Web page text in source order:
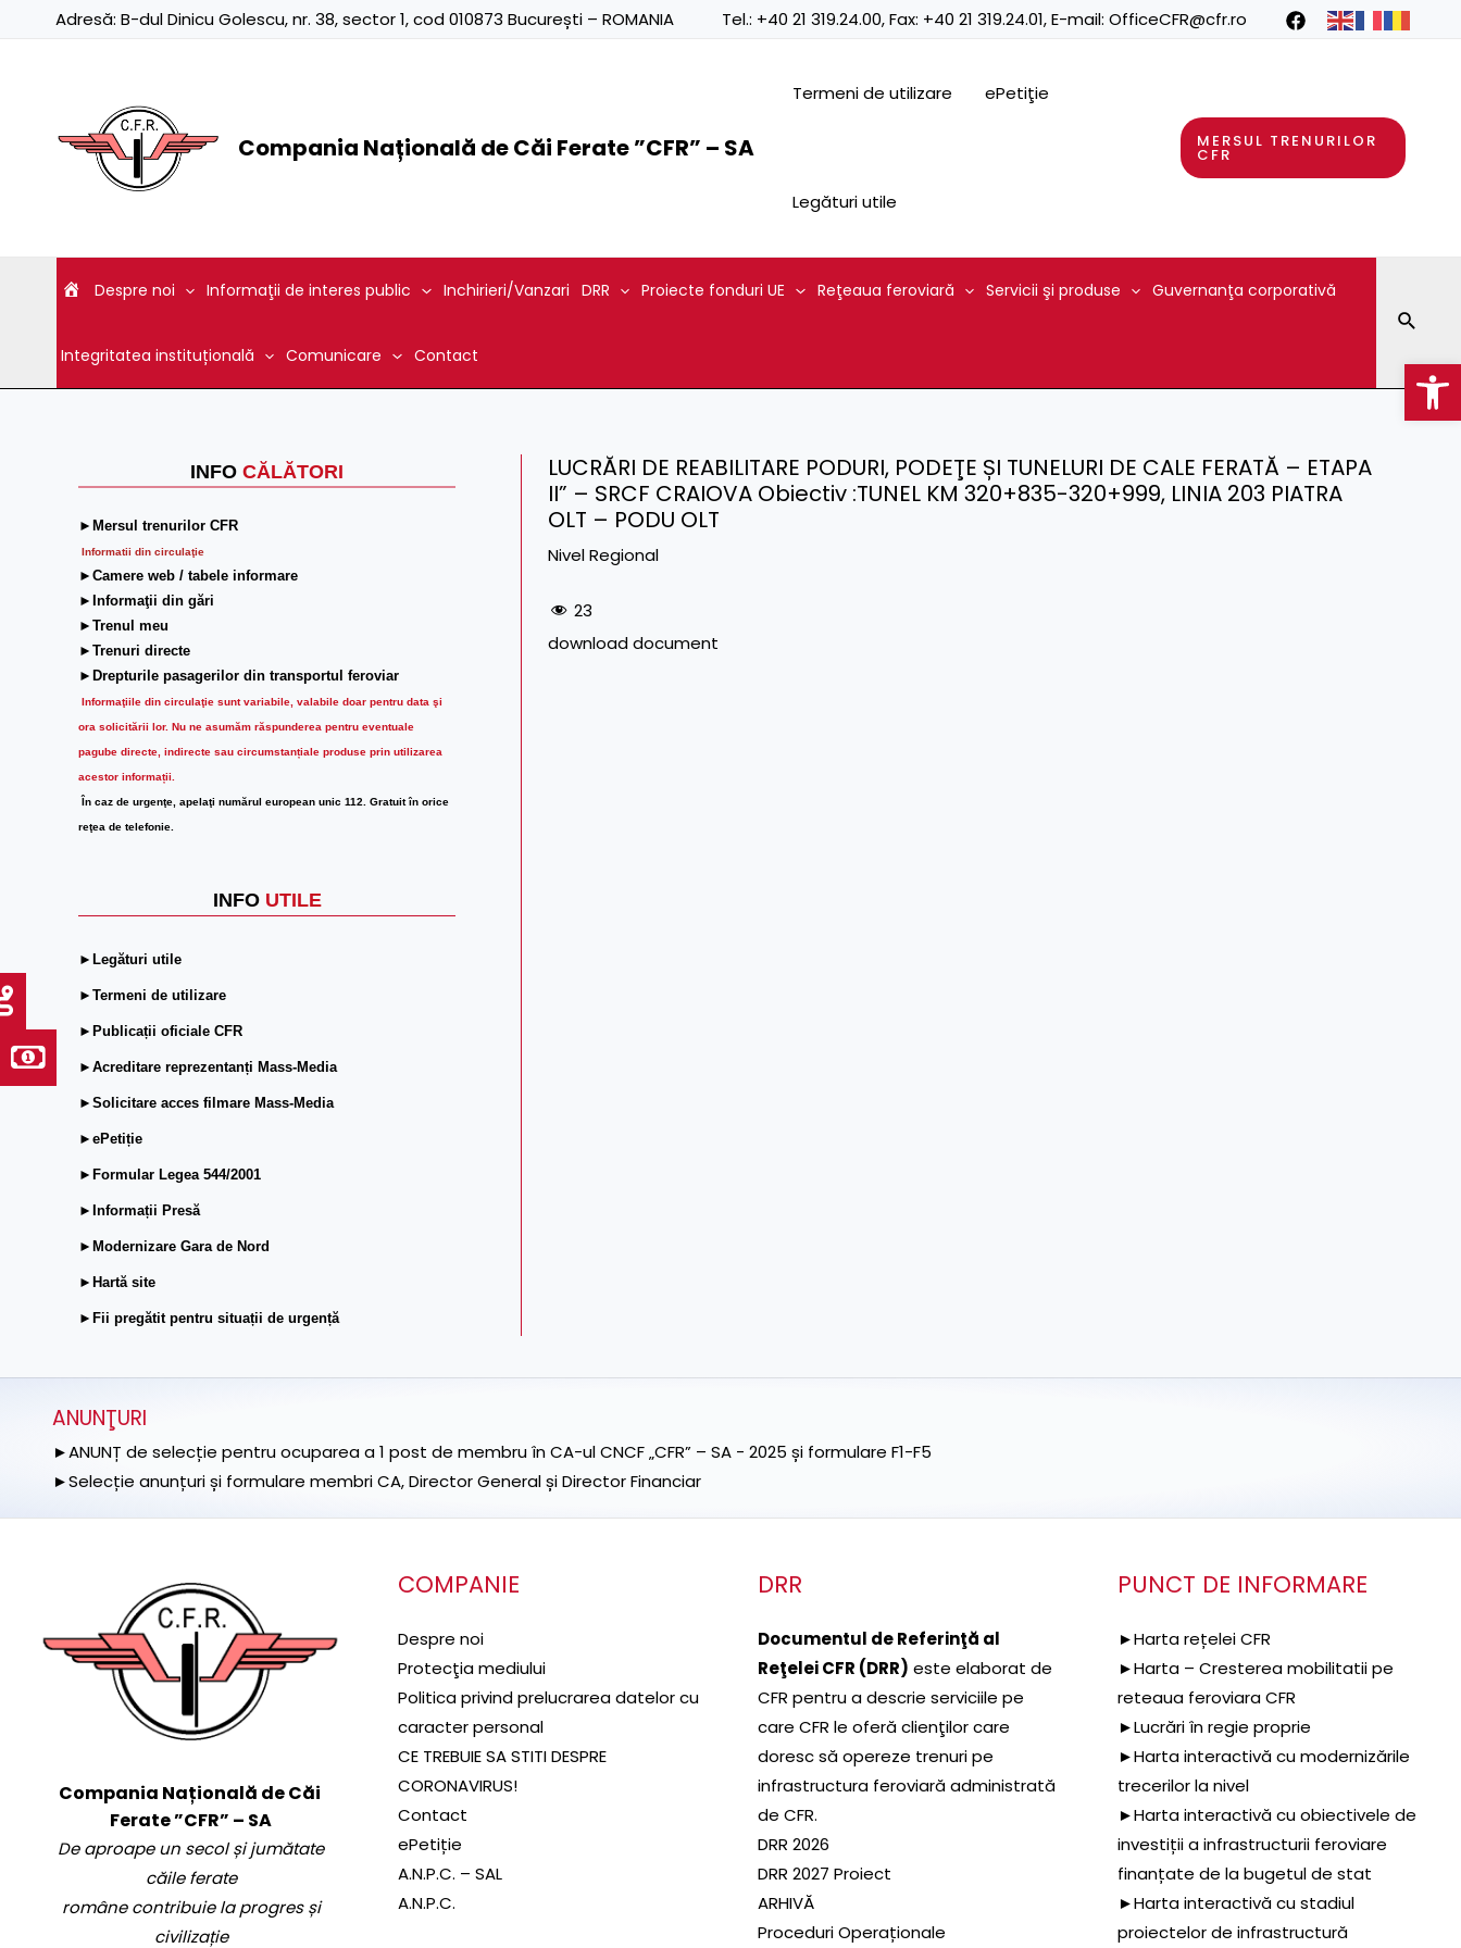
Adresă: B-dul Dinicu Golescu, nr. 38, sector 1, cod 010873 București – ROMANIA Tel.: +40 21 319.24.00, Fax: +40 21 319.24.01, E-mail: OfficeCFR@cfr.ro
Compania Națională de Căi Ferate ”CFR” – SA
Termeni de utilizare ePetiţie
Legături utile
MERSUL TRENURILOR
CFR
Despre noi Informaţii de interes public Inchirieri/Vanzari DRR Proiecte fonduri UE Reţeaua feroviară Servicii şi produse Guvernanţa corporativă
Integritatea instituțională Comunicare Contact
INFO CĂLĂTORI
►Mersul trenurilor CFR
Informatii din circulaţie
►Camere web / tabele informare
►Informaţii din gări
►Trenul meu
►Trenuri directe
►Drepturile pasagerilor din transportul feroviar
Informaţiile din circulaţie sunt variabile, valabile doar pentru data şi
ora solicitării lor. Nu ne asumăm răspunderea pentru eventuale
pagube directe, indirecte sau circumstanțiale produse prin utilizarea
acestor informații.
În caz de urgenţe, apelaţi numărul european unic 112. Gratuit în orice
reţea de telefonie.
INFO UTILE
►Legături utile
►Termeni de utilizare
►Publicații oficiale CFR
►Acreditare reprezentanți Mass-Media
►Solicitare acces filmare Mass-Media
►ePetiție
►Formular Legea 544/2001
►Informații Presă
►Modernizare Gara de Nord
►Hartă site
►Fii pregătit pentru situații de urgență
LUCRĂRI DE REABILITARE PODURI, PODEŢE ȘI TUNELURI DE CALE FERATĂ – ETAPA
II” – SRCF CRAIOVA Obiectiv :TUNEL KM 320+835-320+999, LINIA 203 PIATRA
OLT – PODU OLT
Nivel Regional
23
download document
ANUNŢURI
►ANUNȚ de selecție pentru ocuparea a 1 post de membru în CA-ul CNCF „CFR” – SA - 2025 și formulare F1-F5
►Selecție anunțuri și formulare membri CA, Director General și Director Financiar
Compania Națională de Căi
Ferate ”CFR” – SA
De aproape un secol și jumătate
căile ferate
române contribuie la progres și
civilizație
COMPANIE
Despre noi
Protecţia mediului
Politica privind prelucrarea datelor cu
caracter personal
CE TREBUIE SA STITI DESPRE
CORONAVIRUS!
Contact
ePetiție
A.N.P.C. – SAL
A.N.P.C.
DRR
Documentul de Referinţă al
Reţelei CFR (DRR) este elaborat de
CFR pentru a descrie serviciile pe
care CFR le oferă clienţilor care
doresc să opereze trenuri pe
infrastructura feroviară administrată
de CFR.
DRR 2026
DRR 2027 Proiect
ARHIVĂ
Proceduri Operaționale
PUNCT DE INFORMARE
►Harta rețelei CFR
►Harta – Cresterea mobilitatii pe
reteaua feroviara CFR
►Lucrări în regie proprie
►Harta interactivă cu modernizările
trecerilor la nivel
►Harta interactivă cu obiectivele de
investiții a infrastructurii feroviare
finanțate de la bugetul de stat
►Harta interactivă cu stadiul
proiectelor de infrastructură